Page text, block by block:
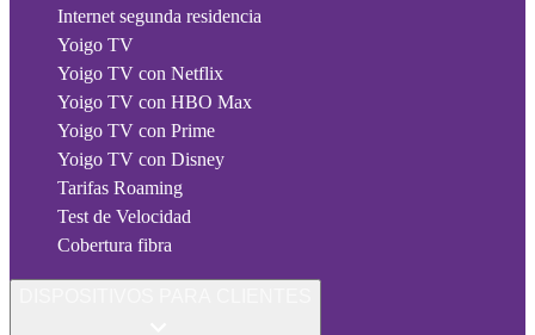
Internet segunda residencia
Yoigo TV
Yoigo TV con Netflix
Yoigo TV con HBO Max
Yoigo TV con Prime
Yoigo TV con Disney
Tarifas Roaming
Test de Velocidad
Cobertura fibra